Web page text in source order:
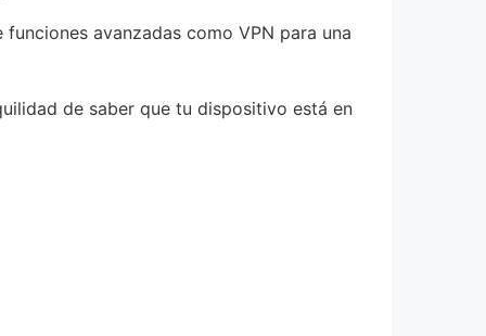
avanzadas como VPN para una
de saber que tu dispositivo está en